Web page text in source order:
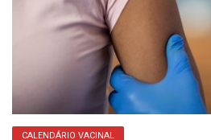
CALENDÁRIO VACINAL